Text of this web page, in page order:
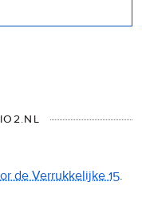
de Verrukkelijke 15.